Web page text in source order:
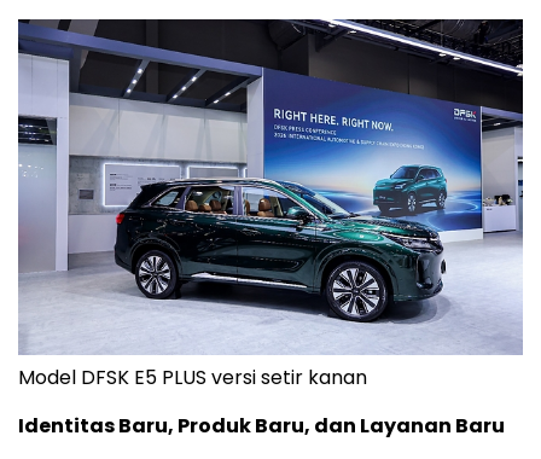
Model DFSK E5 PLUS versi setir kanan
Identitas Baru, Produk Baru, dan Layanan Baru